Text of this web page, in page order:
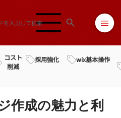
コスト
削減
採用強化 wix基本操作
作成の魅力と利